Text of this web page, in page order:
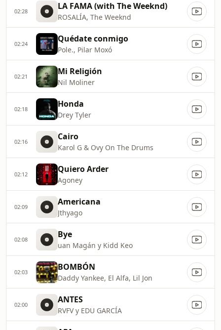
02:28 LA FAMA (with The Weeknd)
ROSALÍA, The Weeknd
02:24 Quédate conmigo
Pole., Pilar Moxó
02:21 Mi Religión
Nil Moliner
02:18 Honda
Drey Tyler
02:16 Cairo
Karol G & Ovy On The Drums
02:12 Quiero Arder
Agoney
02:09 Americana
Jthyago
02:08 Bye
uan Magán y Kidd Keo
02:03 BOMBÓN
Daddy Yankee, El Alfa, Lil Jon
02:00 ANTES
RVFV y EDU GARCÍA